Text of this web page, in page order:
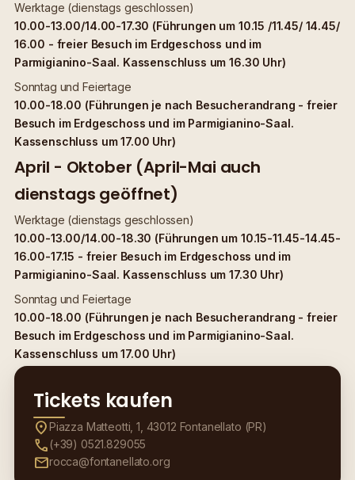
Werktage (dienstags geschlossen)
10.00-13.00/14.00-17.30 (Führungen um 10.15 /11.45/ 14.45/
16.00 - freier Besuch im Erdgeschoss und im
Parmigianino-Saal. Kassenschluss um 16.30 Uhr)
Sonntag und Feiertage
10.00-18.00 (Führungen je nach Besucherandrang - freier
Besuch im Erdgeschoss und im Parmigianino-Saal.
Kassenschluss um 17.00 Uhr)
April - Oktober (April-Mai auch
dienstags geöffnet)
Werktage (dienstags geschlossen)
10.00-13.00/14.00-18.30 (Führungen um 10.15-11.45-14.45-
16.00-17.15 - freier Besuch im Erdgeschoss und im
Parmigianino-Saal. Kassenschluss um 17.30 Uhr)
Sonntag und Feiertage
10.00-18.00 (Führungen je nach Besucherandrang - freier
Besuch im Erdgeschoss und im Parmigianino-Saal.
Kassenschluss um 17.00 Uhr)
Tickets kaufen
location_onPiazza Matteotti, 1, 43012 Fontanellato (PR)
call (+39) 0521.829055
mailrocca@fontanellato.org